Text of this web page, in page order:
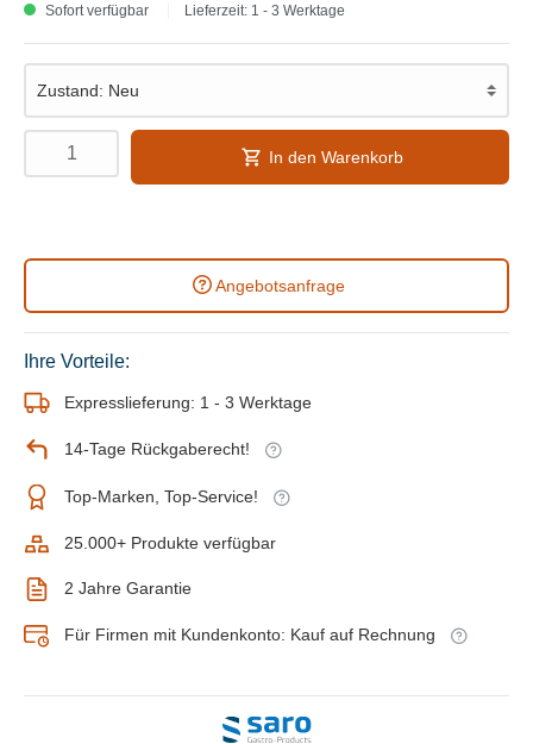
Sofort verfügbar Lieferzeit: 1 - 3 Werktage
In den Warenkorb
Angebotsanfrage
Ihre Vorteile:
Expresslieferung: 1 - 3 Werktage
14-Tage Rückgaberecht!
Top-Marken, Top-Service!
25.000+ Produkte verfügbar
2 Jahre Garantie
Für Firmen mit Kundenkonto: Kauf auf Rechnung